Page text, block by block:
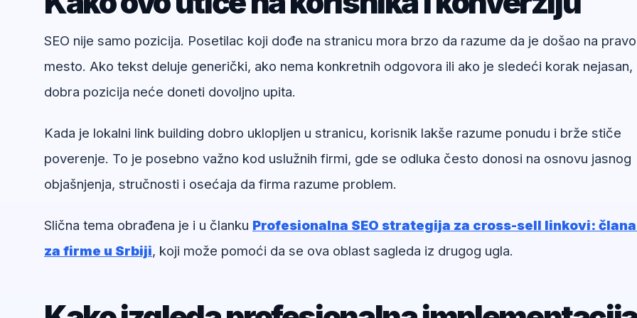
SEO nije samo pozicija. Posetilac koji dođe na stranicu mora brzo da razume da je došao na pravo
mesto. Ako tekst deluje generički, ako nema konkretnih odgovora ili ako je sledeći korak nejasan,
dobra pozicija neće doneti dovoljno upita.
Kada je lokalni link building dobro uklopljen u stranicu, korisnik lakše razume ponudu i brže stiče
poverenje. To je posebno važno kod uslužnih firmi, gde se odluka često donosi na osnovu jasnog
objašnjenja, stručnosti i osećaja da firma razume problem.
Slična tema obrađena je i u članku Profesionalna SEO strategija za cross-sell linkovi:
za firme u Srbiji, koji može pomoći da se ova oblast sagleda iz drugog ugla.